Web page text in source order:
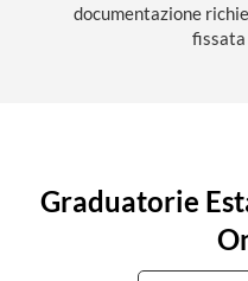
documentazione
fissata
Graduatorie